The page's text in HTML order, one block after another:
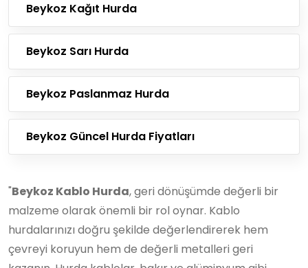
Beykoz Kağıt Hurda
Beykoz Sarı Hurda
Beykoz Paslanmaz Hurda
Beykoz Güncel Hurda Fiyatları
"Beykoz Kablo Hurda, geri dönüşümde değerli bir
malzeme olarak önemli bir rol oynar. Kablo
hurdalarınızı doğru şekilde değerlendirerek hem
çevreyi koruyun hem de değerli metalleri geri